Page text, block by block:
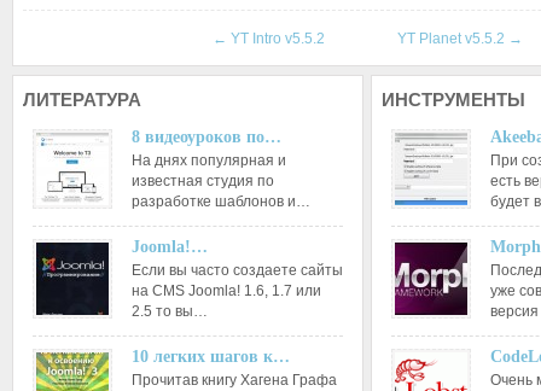
← YT Intro v5.5.2 YT Planet v5.5.2 →
ЛИТЕРАТУРА
8 видеоуроков по…
На днях популярная и
известная студия по
разработке шаблонов и…
Joomla!…
Если вы часто создаете сайты
на CMS Joomla! 1.6, 1.7 или
2.5 то вы…
10 легких шагов к…
Прочитав книгу Хагена Графа
ИНСТРУМЕНТЫ
При
есть
будет
уже
Очень